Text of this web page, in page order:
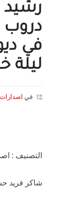
رشيد
دروب
في
ليلة
في
التصنيف :
شاكر فريد